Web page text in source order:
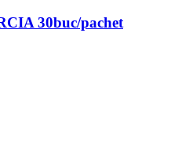
30buc/pachet